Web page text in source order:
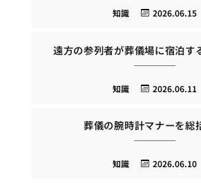
2026.06.15
知識
遠方の参列者が葬儀場に宿泊す
2026.06.11
知識
葬儀の腕時計マナーを総
2026.06.10
知識